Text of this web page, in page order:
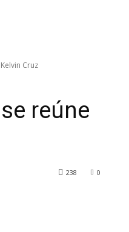
Cruz
reúne
0
238